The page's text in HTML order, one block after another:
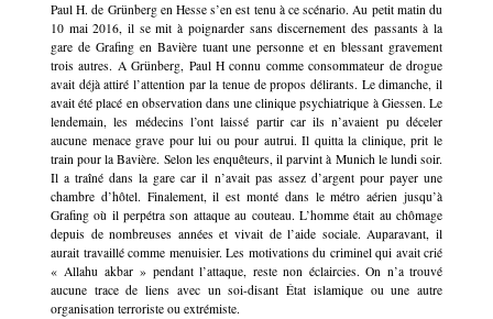
Paul H. de Grünberg en Hesse s’en est tenu à ce scénario. Au petit matin du
10 mai 2016, il se mit à poignarder sans discernement des passants à la
gare de Grafing en Bavière tuant une personne et en blessant gravement
trois autres. A Grünberg, Paul H connu comme consommateur de drogue
avait déjà attiré l’attention par la tenue de propos délirants. Le dimanche, il
avait été placé en observation dans une clinique psychiatrique à Giessen. Le
lendemain, les médecins l’ont laissé partir car ils n’avaient pu déceler
aucune menace grave pour lui ou pour autrui. Il quitta la clinique, prit le
train pour la Bavière. Selon les enquêteurs, il parvint à Munich le lundi soir.
Il a traîné dans la gare car il n’avait pas assez d’argent pour payer une
chambre d’hôtel. Finalement, il est monté dans le métro aérien jusqu’à
Grafing où il perpétra son attaque au couteau. L’homme était au chômage
depuis de nombreuses années et vivait de l’aide sociale. Auparavant, il
aurait travaillé comme menuisier. Les motivations du criminel qui avait crié
« Allahu akbar » pendant l’attaque, reste non éclaircies. On n’a trouvé
aucune trace de liens avec un soi-disant État islamique ou une autre
organisation terroriste ou extrémiste.